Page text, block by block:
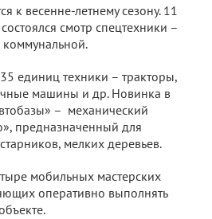
к весенне-летнему сезону. 11
смотр спецтехники –
единиц техники – тракторы,
машины и др. Новинка в
– механический
предназначенный для
мелких деревьев.
мобильных мастерских
оперативно выполнять